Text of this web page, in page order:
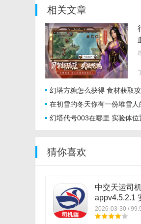
相关文章
幻塔方糖怎么获得 食材获取
在初雪的冬天你有一份堆雪人
幻塔代号003在哪里 实验体位
猜你喜欢
中交天运司
appv4.5.2.1
中文安卓app
件下载
2026-03-30 /